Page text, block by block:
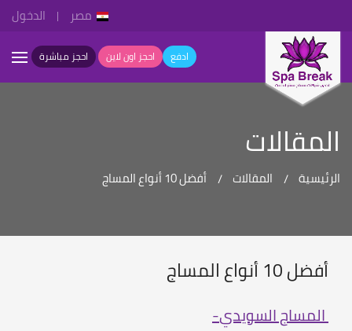
مصر الدخول
احجز مباشرة احجز اون لاين ادفع
المقالات
الرئيسية المقالات أفضل 10 أنواع المساج
أفضل 10 أنواع المساج
المساج السويدي-